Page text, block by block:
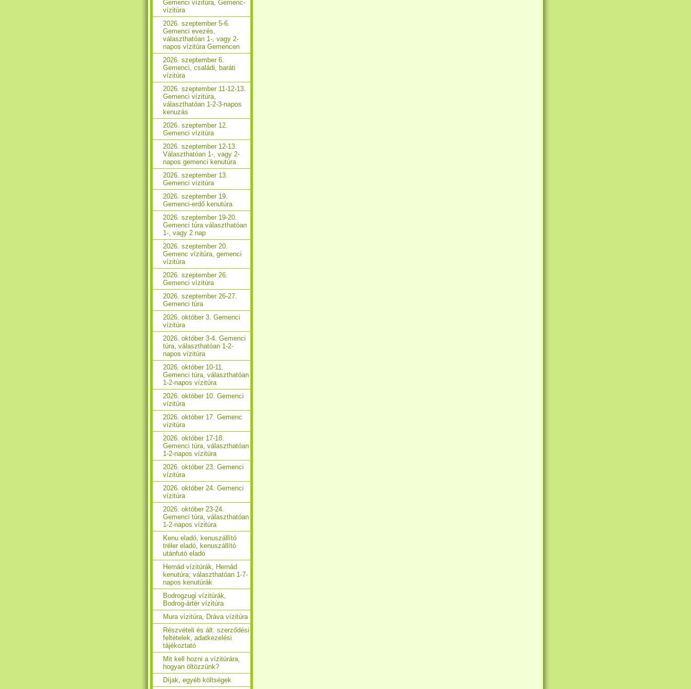
Gemenci vízitúra, Gemenc-
vízitúra
2026. szeptember 5-6.
Gemenci evezés,
választhatóan 1-, vagy 2-
napos vízitúra Gemencen
2026. szeptember 6.
Gemenci, családi, baráti
vízitúra
2026. szeptember 11-12-13.
Gemenci vízitúra,
választhatóan 1-2-3-napos
kenuzás
2026. szeptember 12.
Gemenci vízitúra
2026. szeptember 12-13.
Választhatóan 1-, vagy 2-
napos gemenci kenutúra
2026. szeptember 13.
Gemenci vízitúra
2026. szeptember 19.
Gemenci-erdő kenutúra
2026. szeptember 19-20.
Gemenci túra választhatóan
1-, vagy 2 nap
2026. szeptember 20.
Gemenc vízitúra, gemenci
vízitúra
2026. szeptember 26.
Gemenci vízitúra
2026. szeptember 26-27.
Gemenci túra
2026. október 3. Gemenci
vízitúra
2026. október 3-4. Gemenci
túra, választhatóan 1-2-
napos vízitúra
2026. október 10-11.
Gemenci túra, választhatóan
1-2-napos vízitúra
2026. október 10. Gemenci
vízitúra
2026. október 17. Gemenc
vízitúra
2026. október 17-18.
Gemenci túra, választhatóan
1-2-napos vízitúra
2026. október 23. Gemenci
vízitúra
2026. október 24. Gemenci
vízitúra
2026. október 23-24.
Gemenci túra, választhatóan
1-2-napos vízitúra
Kenu eladó, kenuszállító
tréler eladó, kenuszállító
utánfutó eladó
Hernád vízitúrák, Hernád
kenutúra; választhatóan 1-7-
napos kenutúrák
Bodrogzugi vízitúrák,
Bodrog-ártér vízitúra
Mura vízitúra, Dráva vízitúra
Részvételi és ált. szerződési
feltételek, adatkezelési
tájékoztató
Mit kell hozni a vízitúrára,
hogyan öltözzünk?
Díjak, egyéb költségek